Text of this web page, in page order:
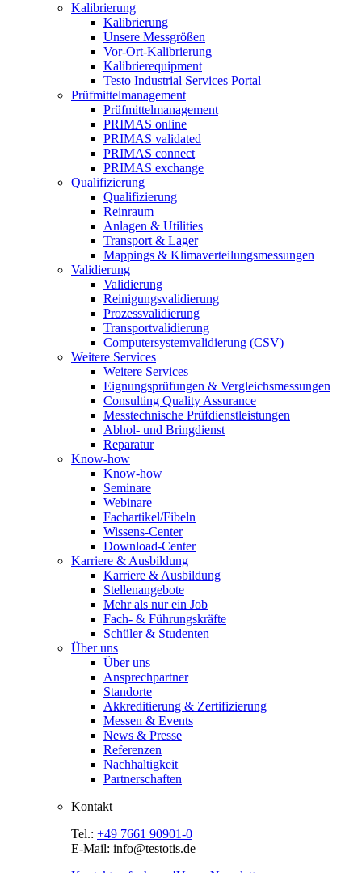
Kalibrierung
Kalibrierung
Unsere Messgrößen
Vor-Ort-Kalibrierung
Kalibrierequipment
Testo Industrial Services Portal
Prüfmittelmanagement
Prüfmittelmanagement
PRIMAS online
PRIMAS validated
PRIMAS connect
PRIMAS exchange
Qualifizierung
Qualifizierung
Reinraum
Anlagen & Utilities
Transport & Lager
Mappings & Klimaverteilungsmessungen
Validierung
Validierung
Reinigungsvalidierung
Prozessvalidierung
Transportvalidierung
Computersystemvalidierung (CSV)
Weitere Services
Weitere Services
Eignungsprüfungen & Vergleichsmessungen
Consulting Quality Assurance
Messtechnische Prüfdienstleistungen
Abhol- und Bringdienst
Reparatur
Know-how
Know-how
Seminare
Webinare
Fachartikel/Fibeln
Wissens-Center
Download-Center
Karriere & Ausbildung
Karriere & Ausbildung
Stellenangebote
Mehr als nur ein Job
Fach- & Führungskräfte
Schüler & Studenten
Über uns
Über uns
Ansprechpartner
Standorte
Akkreditierung & Zertifizierung
Messen & Events
News & Presse
Referenzen
Nachhaltigkeit
Partnerschaften
Kontakt
Tel.: +49 7661 90901-0
E-Mail: info@testotis.de